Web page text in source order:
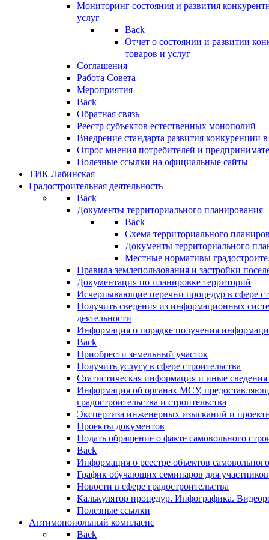
Мониторинг состояния и развития
услуг
Back
Отчет о состоянии и развитии
товаров и услуг
Соглашения
Работа Совета
Мероприятия
Back
Обратная связь
Реестр субъектов естественных монополий
Внедрение стандарта развития конкуренции
Опрос мнения потребителей и
Полезные ссылки на официальные сайты
ТИК Лабинская
Градостроительная деятельность
Back
Документы территориального планирования
Back
Схема территориального
Документы территориального
Местные нормативы
Правила землепользования и застройки
Документация по планировке территорий
Исчерпывающие перечни процедур в сфере
Получить сведения из информационных
деятельности
Информация о порядке получения
Back
Приобрести земельный участок
Получить услугу в сфере строительства
Статистическая информация и иные сведения
Информация об органах МСУ,
градостроительства и строительства
Экспертиза инженерных изысканий и
Проекты документов
Подать обращение о факте самовольного
Back
Информация о реестре объектов
График обучающих семинаров для участников
Новости в сфере градостроительства
Калькулятор процедур. Инфографика.
Полезные ссылки
Антимонопольный комплаенс
Back